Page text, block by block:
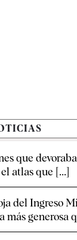
que
atlas que [...]
del Ingreso
más generosa